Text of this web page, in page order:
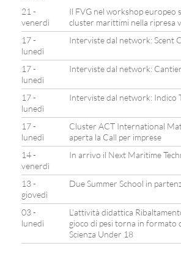
21 -
venerdì
Il FVG nel workshop europeo
cluster marittimi nella ripresa
17 -
lunedì
Interviste dal network: Scent
17 -
lunedì
Interviste dal network:
17 -
lunedì
Interviste dal network: Indico
17 -
lunedì
Cluster ACT International
aperta la Call per imprese
14 -
venerdì
In arrivo il Next Maritime
13 -
giovedì
Due Summer School in
03 -
lunedì
L’attività didattica
gioco di pesi torna in formato
Scienza Under 18